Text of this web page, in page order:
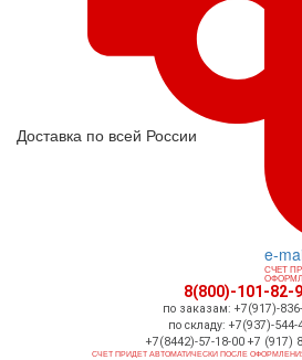
Доставка по всей России
e-
СЧЕТ
8(800)-101-82-
по заказам: +7(917)-
по складу: +7(937)-544-
+7(8442)-57-18-00 +7 (917)
СЧЕТ ПРИДЕТ АВТОМАТИЧЕСКИ ПОСЛЕ